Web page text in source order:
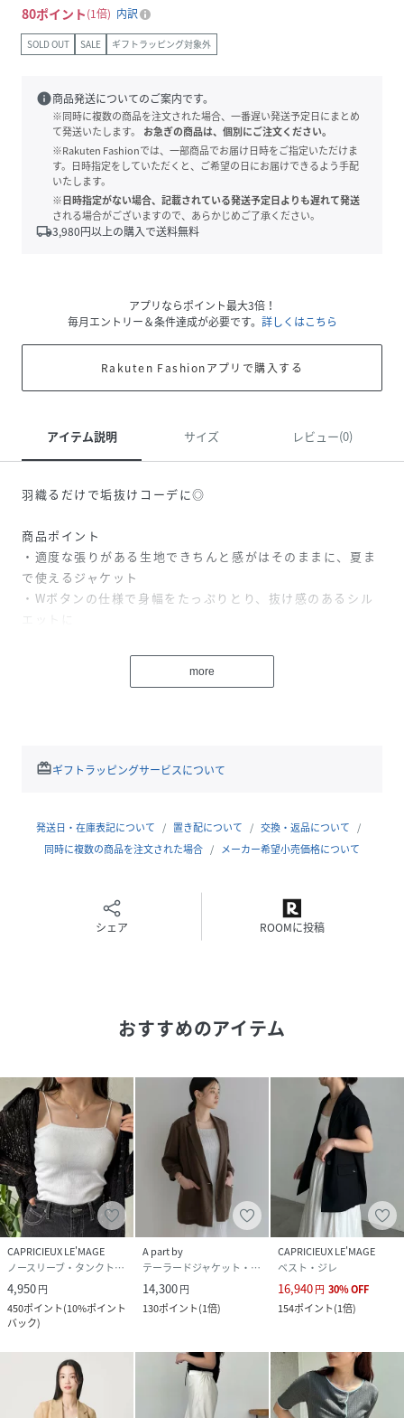
80ポイント 1倍 内訳
SOLD OUT SALE ギフトラッピング対象外
info商品発送についてのご案内です。
※同時に複数の商品を注文された場合、一番遅い発送予定日にまとめ
て発送いたします。
お急ぎの商品は、個別にご注文ください。
※Rakuten Fashionでは、一部商品でお届け日時をご指定いただけま
す。日時指定をしていただくと、ご希望の日にお届けできるよう手配
いたします。
※日時指定がない場合、記載されている発送予定日よりも遅れて発送
される場合がございますので、あらかじめご了承ください。
local_shipping3,980円以上の購入で送料無料
アプリならポイント最大3倍！
毎月エントリー＆条件達成が必要です。 詳しくはこちら
Rakuten Fashionアプリで購入する
アイテム説明 サイズ レビュー(0)
羽織るだけで垢抜けコーデに◎
商品ポイント
・適度な張りがある生地できちんと感がはそのままに、夏ま
で使えるジャケット
・Wボタンの仕様で身幅をたっぷりとり、抜け感のあるシル
・さらりとしたドライタッチで清涼感のあるシアー素材を使
・デニムやフレアスカートでデイリーにも◎
透け感：あり
裏地：なし
＊＊＊＊＊＊＊＊＊＊＊＊＊＊＊＊＊＊＊＊＊＊
【ブラウン着用アイテム➁】【低身長サイズあり】セミフレ
【ブラック着用アイテム①】pants:【低身長サイズあり】セ
ミフレアデニム・inner:1ストラップカップ付キャミ
【ブラック着用アイテム➁】ギャザーノースリワンピース
▼洗濯方法
水温30℃を限度に、洗濯機で非常に弱い洗濯ができます。
※撮影場所やお使いのモニター環境により若干お色味が異な
る場合がございます。
※商品はサンプルで撮影をしております。若干の仕様が変更
になる場合がございますので予めご了承の上ご注文ください
ますようお願いいたします。
more
redeemギフトラッピングサービスについて
発送日・在庫表記について 置き配について
交換・返品について
同時に複数の商品を注文された場合
メーカー希望小売価格について
シェア ROOMに投稿
おすすめのアイテム
CAPRICIEUX LE'MAGE
ノースリーブ・タンクトップ
4,950円
450ポイント(10%ポイント
バック)
A part by
テーラードジャケット・ブレザー
14,300円
130ポイント(1倍)
CAPRICIEUX LE'MAGE
ベスト・ジレ
16,940円 30%OFF
154ポイント(1倍)